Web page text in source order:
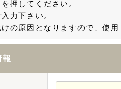
押してください。
力下さい。
の原因となりますので、使用